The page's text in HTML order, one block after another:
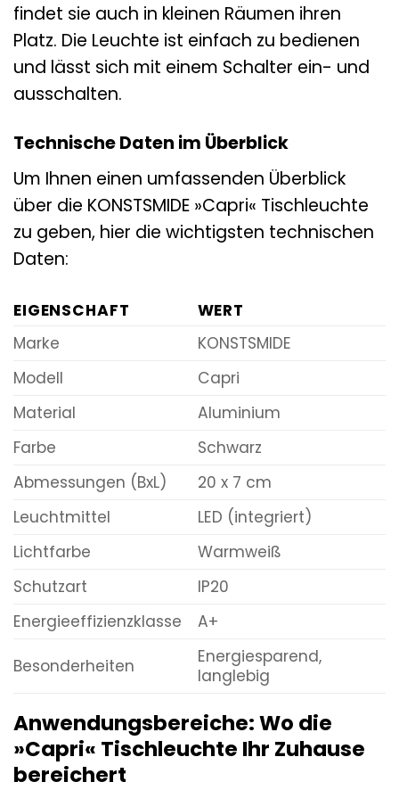
findet sie auch in kleinen Räumen ihren
Platz. Die Leuchte ist einfach zu bedienen
und lässt sich mit einem Schalter ein- und
ausschalten.
Technische Daten im Überblick
Um Ihnen einen umfassenden Überblick
über die KONSTSMIDE »Capri« Tischleuchte
zu geben, hier die wichtigsten technischen
Daten:
EIGENSCHAFT
WERT
Marke
KONSTSMIDE
Modell
Capri
Material
Aluminium
Farbe
Schwarz
Abmessungen (BxL)
20 x 7 cm
Leuchtmittel
LED (integriert)
Lichtfarbe
Warmweiß
Schutzart
IP20
Energieeffizienzklasse
A+
Besonderheiten
Energiesparend,
langlebig
Anwendungsbereiche: Wo die
»Capri« Tischleuchte Ihr Zuhause
bereichert